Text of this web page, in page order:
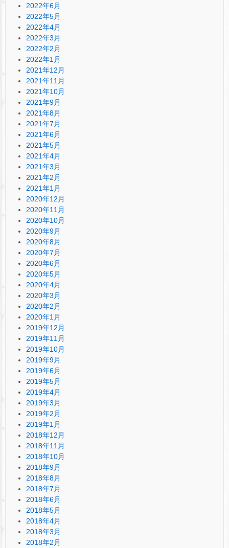
2022年6月
2022年5月
2022年4月
2022年3月
2022年2月
2022年1月
2021年12月
2021年11月
2021年10月
2021年9月
2021年8月
2021年7月
2021年6月
2021年5月
2021年4月
2021年3月
2021年2月
2021年1月
2020年12月
2020年11月
2020年10月
2020年9月
2020年8月
2020年7月
2020年6月
2020年5月
2020年4月
2020年3月
2020年2月
2020年1月
2019年12月
2019年11月
2019年10月
2019年9月
2019年6月
2019年5月
2019年4月
2019年3月
2019年2月
2019年1月
2018年12月
2018年11月
2018年10月
2018年9月
2018年8月
2018年7月
2018年6月
2018年5月
2018年4月
2018年3月
2018年2月